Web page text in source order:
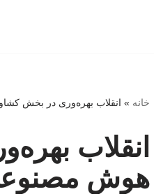
خانه » انقلاب بهره‌وری در بخش
انقلاب
هوش